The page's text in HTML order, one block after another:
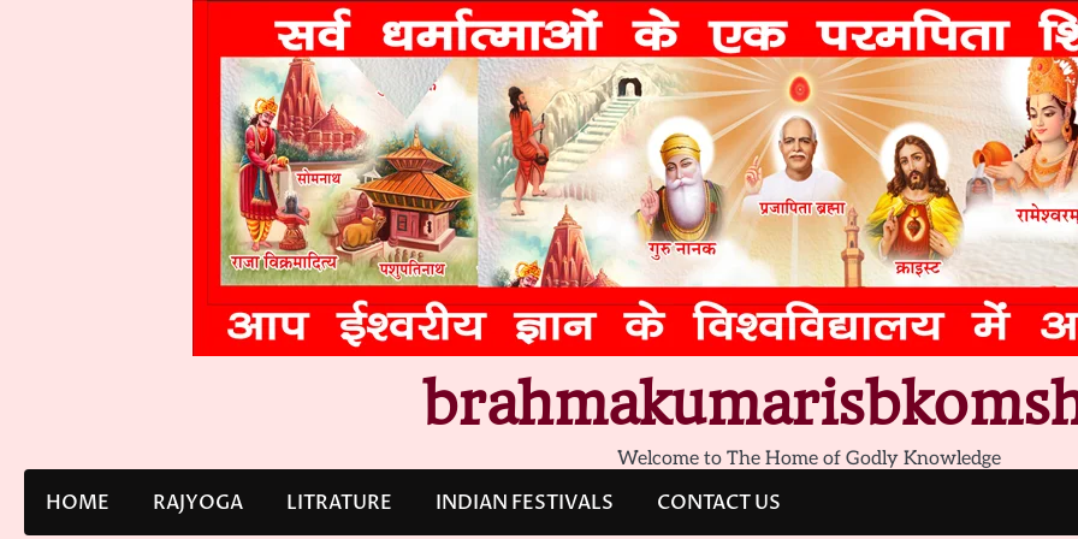
Welcome to The Home of Godly Knowledge
HOME RAJYOGA LITRATURE INDIAN FESTIVALS CONTACT US